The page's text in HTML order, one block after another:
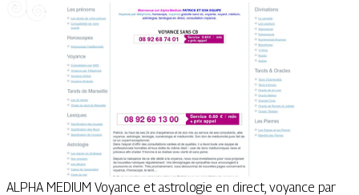
ALPHA MEDIUM Voyance et astrologie en direct, voyance par